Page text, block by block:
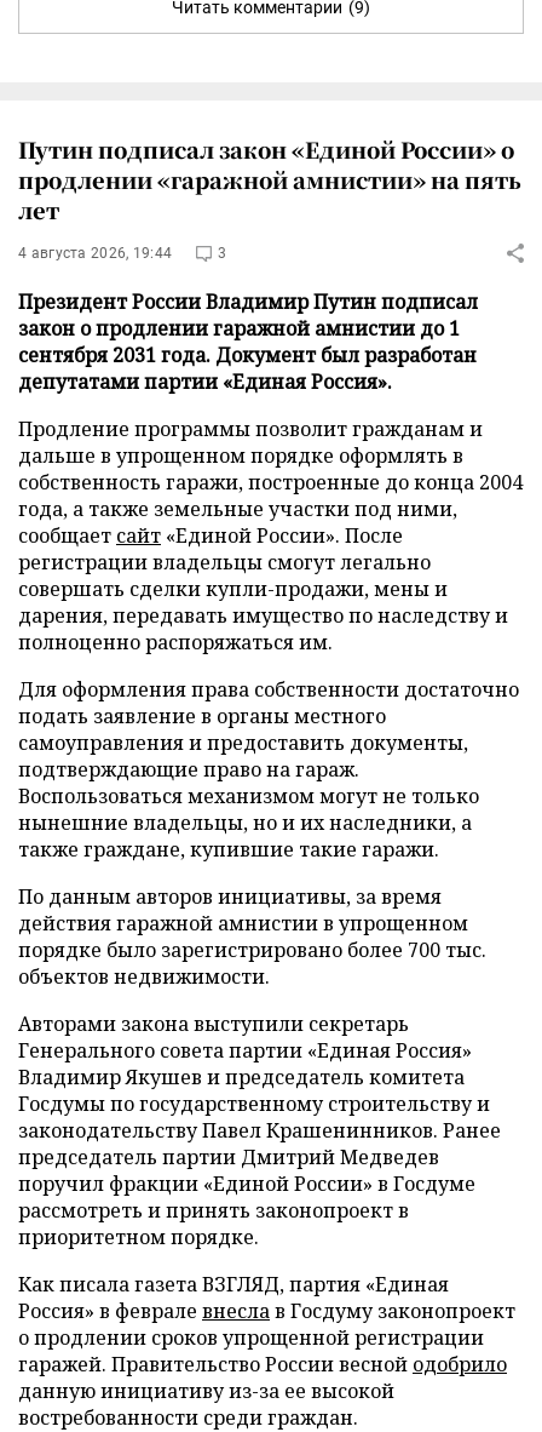
Читать комментарии (9)
Путин подписал закон «Единой России» о
продлении «гаражной амнистии» на пять
лет
4 августа 2026, 19:44 3
Президент России Владимир Путин подписал
закон о продлении гаражной амнистии до 1
сентября 2031 года. Документ был разработан
депутатами партии «Единая Россия».
Продление программы позволит гражданам и
дальше в упрощенном порядке оформлять в
собственность гаражи, построенные до конца 2004
года, а также земельные участки под ними,
сообщает сайт «Единой России». После
регистрации владельцы смогут легально
совершать сделки купли-продажи, мены и
дарения, передавать имущество по наследству и
полноценно распоряжаться им.
Для оформления права собственности достаточно
подать заявление в органы местного
самоуправления и предоставить документы,
подтверждающие право на гараж.
Воспользоваться механизмом могут не только
нынешние владельцы, но и их наследники, а
также граждане, купившие такие гаражи.
По данным авторов инициативы, за время
действия гаражной амнистии в упрощенном
порядке было зарегистрировано более 700 тыс.
объектов недвижимости.
Авторами закона выступили секретарь
Генерального совета партии «Единая Россия»
Владимир Якушев и председатель комитета
Госдумы по государственному строительству и
законодательству Павел Крашенинников. Ранее
председатель партии Дмитрий Медведев
поручил фракции «Единой России» в Госдуме
рассмотреть и принять законопроект в
приоритетном порядке.
Как писала газета ВЗГЛЯД, партия «Единая
Россия» в феврале внеслав Госдуму законопроект
о продлении сроков упрощенной регистрации
гаражей. Правительство России весной одобрило
данную инициативу из-за ее высокой
востребованности среди граждан.